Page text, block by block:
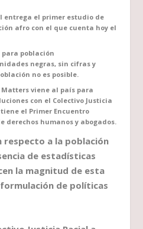
entrega el primer estudio de
afro con el que cuenta hoy el
población
negras, sin cifras y
no es posible.
Matters viene al país para
con el Colectivo Justicia
el Primer Encuentro
derechos humanos y abogados.
respecto a la población
de estadísticas
la magnitud de esta
de políticas